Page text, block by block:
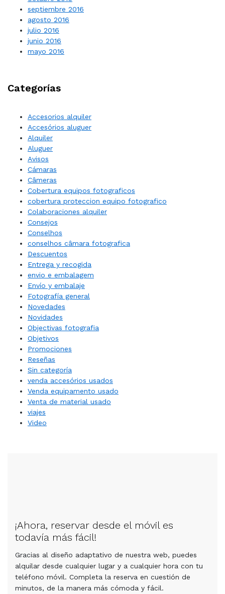
septiembre 2016
agosto 2016
julio 2016
junio 2016
mayo 2016
Categorías
Accesorios alquiler
Accesórios aluguer
Alquiler
Aluguer
Avisos
Cámaras
Câmeras
Cobertura equipos fotograficos
cobertura proteccion equipo fotografico
Colaboraciones alquiler
Consejos
Conselhos
conselhos câmara fotografica
Descuentos
Entrega y recogida
envio e embalagem
Envío y embalaje
Fotografía general
Novedades
Novidades
Objectivas fotografia
Objetivos
Promociones
Reseñas
Sin categoría
venda accesórios usados
Venda equipamento usado
Venta de material usado
viajes
Video
¡Ahora, reservar desde el móvil es
todavía más fácil!
Gracias al diseño adaptativo de nuestra web, puedes
alquilar desde cualquier lugar y a cualquier hora con tu
teléfono móvil. Completa la reserva en cuestión de
minutos, de la manera más cómoda y fácil.